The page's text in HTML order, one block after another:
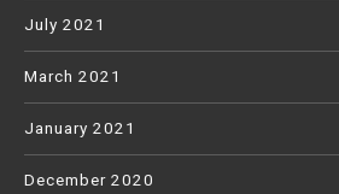
July 2021
March 2021
January 2021
December 2020